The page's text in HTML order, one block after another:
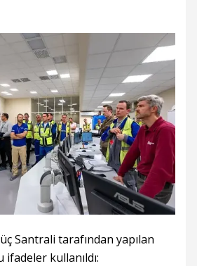
Santrali tarafından yapılan
kullanıldı: